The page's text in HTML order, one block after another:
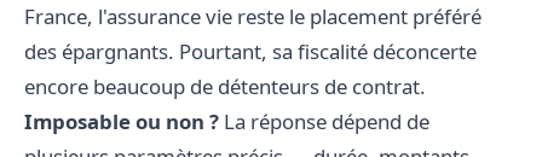
Optimiser la fiscalité de votre assurance vie
Les erreurs courantes à éviter
Questions fréquentes sur l'assurance vie
France, l'assurance vie reste le placement préféré
des épargnants. Pourtant, sa fiscalité déconcerte
encore beaucoup de détenteurs de contrat.
Imposable ou non ? La réponse dépend de